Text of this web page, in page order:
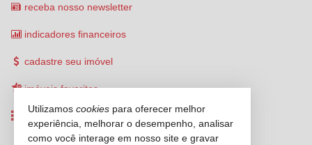
receba nosso newsletter
indicadores financeiros
cadastre seu imóvel
imóveis favoritos
mapa de imóveis
Utilizamos cookies para oferecer melhor
experiência, melhorar o desempenho, analisar
como você interage em nosso site e gravar